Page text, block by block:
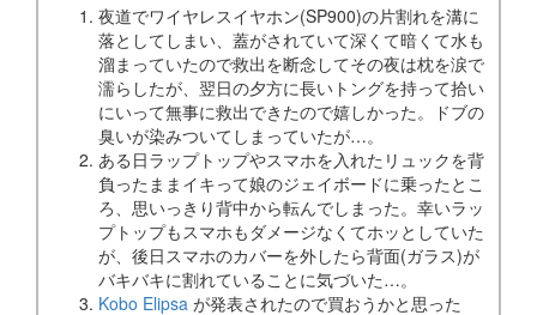
夜道でワイヤレスイヤホン(SP900)の片割れを溝に
落としてしまい、蓋がされていて深くて暗くて水も
溜まっていたので救出を断念してその夜は枕を涙で
濡らしたが、翌日の夕方に長いトングを持って拾い
にいって無事に救出できたので嬉しかった。ドブの
臭いが染みついてしまっていたが…。
ある日ラップトップやスマホを入れたリュックを背
負ったままイキって娘のジェイボードに乗ったとこ
ろ、思いっきり背中から転んでしまった。幸いラッ
プトップもスマホもダメージなくてホッとしていた
が、後日スマホのカバーを外したら背面(ガラス)が
バキバキに割れていることに気づいた…。
Kobo Elipsa が発表されたので買おうかと思った